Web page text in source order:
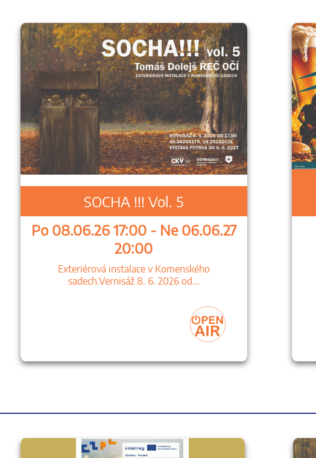
SOCHA !!! Vol. 5
Po 08.06.26 17:00 - Ne 06.06.27
20:00
Exteriérová instalace v Komenského
sadech.Vernisáž 8. 6. 2026 od...